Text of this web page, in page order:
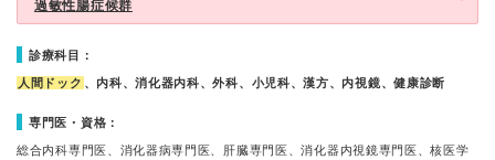
過敏性腸症候群
診療科目：
人間ドック 、内科、消化器内科、外科、小児科、漢方、内視鏡、健康診断
専門医・資格：
総合内科専門医、消化器病専門医、肝臓専門医、消化器内視鏡専門医、核医学